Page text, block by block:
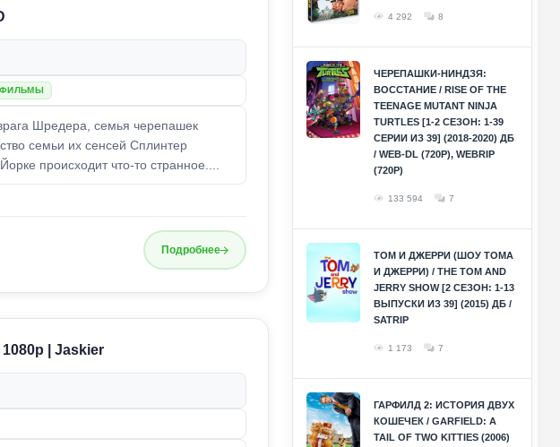
Шредера, семья черепашек
семьи их сенсей Сплинтер
происходит что-то странное....
Подробнее
| Jaskier
4 292 8
ЧЕРЕПАШКИ-НИНДЗЯ:
ВОССТАНИЕ / RISE OF THE
TEENAGE MUTANT NINJA
TURTLES [1-2 СЕЗОН: 1-39
СЕРИИ ИЗ 39] (2018-2020) ДБ
/ WEB-DL (720P), WEBRIP
(720P)
133 594 7
ТОМ И ДЖЕРРИ (ШОУ ТОМА
И ДЖЕРРИ) / THE TOM AND
JERRY SHOW [2 СЕЗОН: 1-13
ВЫПУСКИ ИЗ 39] (2015) ДБ /
SATRIP
1 173 7
ГАРФИЛД 2: ИСТОРИЯ ДВУХ
КОШЕЧЕК / GARFIELD: A
TAIL OF TWO KITTIES (2006)